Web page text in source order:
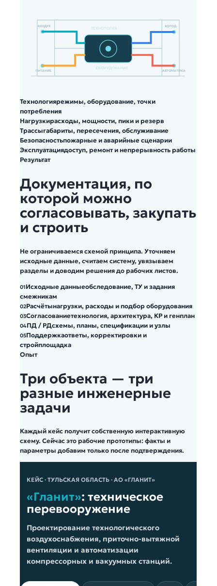
ТЕХНОЛОГИЯ
ОБОРУДОВАНИЕ
ВОЗДУХ ХОЛОД
ПИТАНИЕ АВТОМАТИКА
Технологиярежимы, оборудование, точки
потребления
Нагрузкирасходы, мощности, пики и резерв
Трассыгабариты, пересечения, обслуживание
Безопасностьпожарные и аварийные сценарии
Эксплуатациядоступ, ремонт и непрерывность работы
Результат
Документация, по
которой можно
согласовывать, закупать
и строить
Не ограничиваемся схемой принципа. Уточняем
исходные данные, считаем систему, увязываем
разделы и доводим решения до рабочих листов.
01Исходные данныеобследование, ТУ и задания
смежникам
02Расчётынагрузки, расходы и подбор оборудования
03Согласованиетехнология, архитектура, КР и генплан
04ПД / РДсхемы, планы, спецификации и узлы
05Поддержкаответы, корректировки и
стройплощадка
Опыт
Три объекта — три
разные инженерные
задачи
Каждый кейс получит собственную интерактивную
схему. Сейчас это рабочие прототипы: факты и
параметры добавим только после подтверждения.
КЕЙС · ТУЛЬСКАЯ ОБЛАСТЬ · АО «ГЛАНИТ»
«Гланит»: техническое
перевооружение
Проектирование технологического
воздухоснабжения, приточно-вытяжной
вентиляции и автоматизации
компрессорных и вакуумных станций.